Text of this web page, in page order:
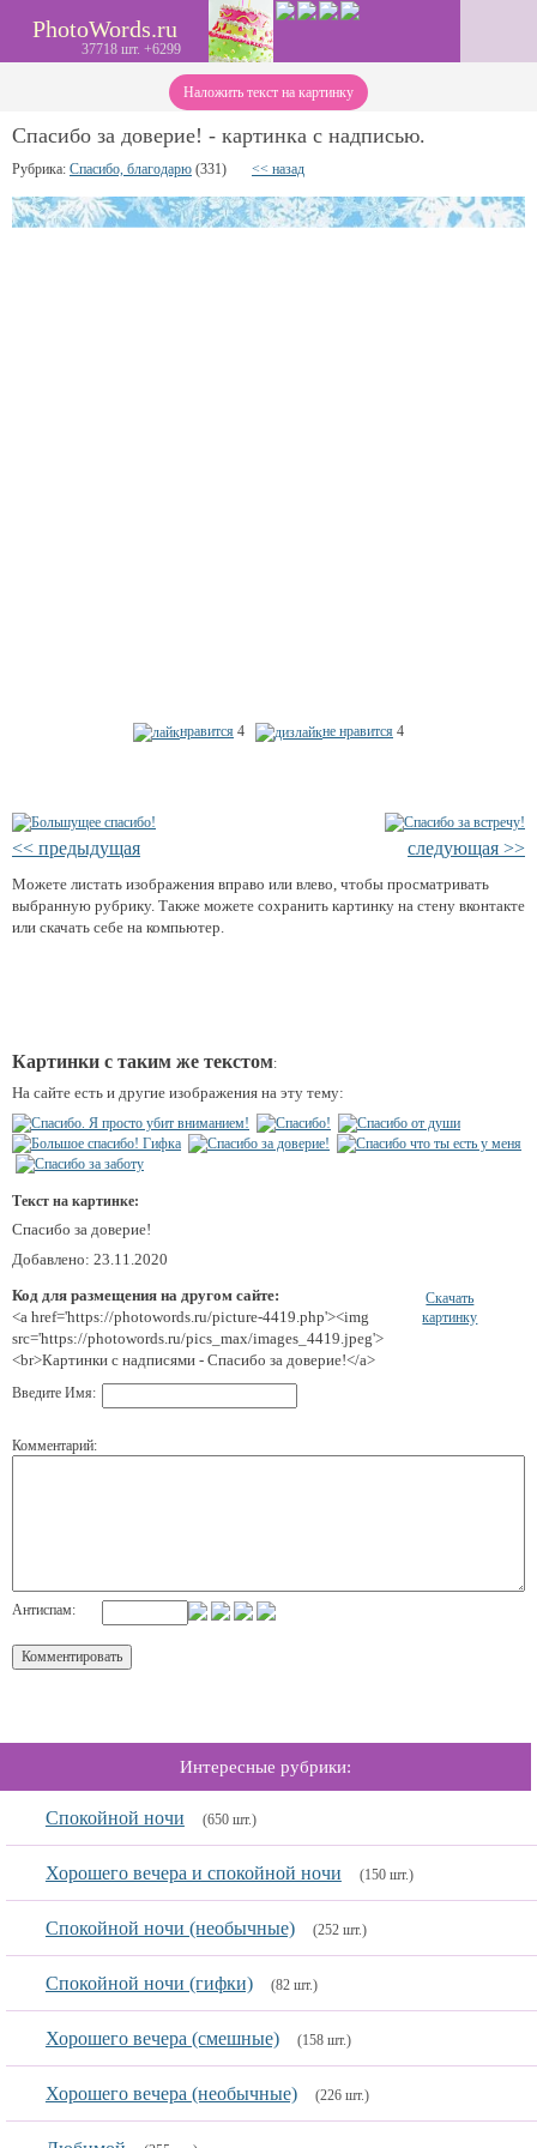
PhotoWords.ru
37718 шт. +6299
Наложить текст на картинку
Спасибо за доверие! - картинка с надписью.
Рубрика: Спасибо, благодарю (331) << назад
нравится 4 не нравится 4
<< предыдущая следующая >>
Можете листать изображения вправо или влево, чтобы просматривать
выбранную рубрику. Также можете сохранить картинку на стену вконтакте
или скачать себе на компьютер.
Картинки с таким же текстом:
На сайте есть и другие изображения на эту тему:
Текст на картинке:
Спасибо за доверие!
Добавлено: 23.11.2020
Код для размещения на другом сайте:
<a href='https://photowords.ru/picture-4419.php'><img
src='https://photowords.ru/pics_max/images_4419.jpeg'>
<br>Картинки с надписями - Спасибо за доверие!</a>
Скачать
картинку
Введите Имя:
Комментарий:
Антиспам:
Интересные рубрики:
Спокойной ночи (650 шт.)
Хорошего вечера и спокойной ночи (150 шт.)
Спокойной ночи (необычные) (252 шт.)
Спокойной ночи (гифки) (82 шт.)
Хорошего вечера (смешные) (158 шт.)
Хорошего вечера (необычные) (226 шт.)